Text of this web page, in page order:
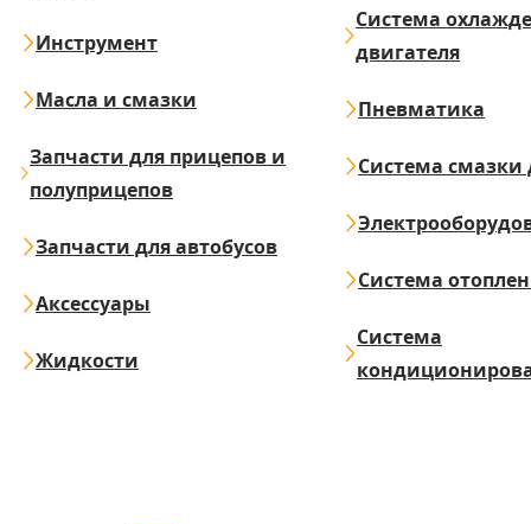
Инструмент
Масла и смазки
Запчасти для прицепов и
полуприцепов
Запчасти для автобусов
Аксессуары
Жидкости
Система
двигателя
Пневматика
Система смазки
Система
Система